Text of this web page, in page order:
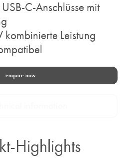
C-Anschlüsse mit
kombinierte Leistung
enquire now
Highlights